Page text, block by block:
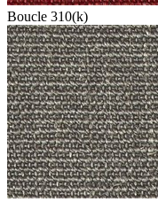
Boucle 310(k)